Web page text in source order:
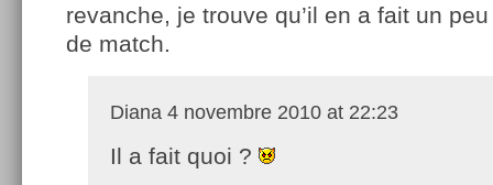
revanche, je trouve qu’il en a fait un
de match.
Diana 4 novembre 2010 at 22:23
Il a fait quoi ?